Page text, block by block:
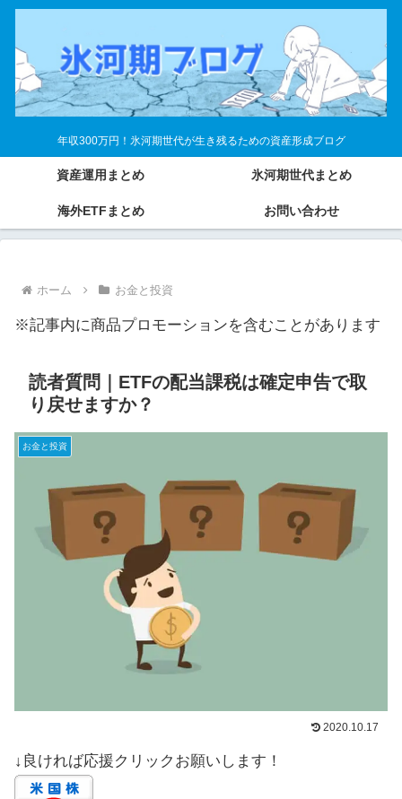
年収300万円！氷河期世代が生き残るための資産形成ブログ
資産運用まとめ 氷河期世代まとめ
海外ETFまとめ お問い合わせ
ホーム お金と投資
※記事内に商品プロモーションを含むことがあります
読者質問｜ETFの配当課税は確定申告で取
り戻せますか？
お金と投資
2020.10.17
↓良ければ応援クリックお願いします！